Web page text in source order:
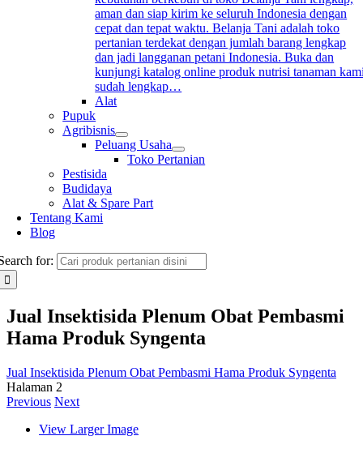
aman dan siap kirim ke seluruh Indonesia dengan
cepat dan tepat waktu. Belanja Tani adalah toko
pertanian terdekat dengan jumlah barang lengkap
dan jadi langganan petani Indonesia. Buka dan
kunjungi katalog online produk nutrisi tanaman
sudah lengkap…
Alat
Pupuk
Agribisnis
Peluang Usaha
Toko Pertanian
Pestisida
Budidaya
Alat & Spare Part
Tentang Kami
Blog
for:
Jual Insektisida Plenum Obat Pembasmi
Hama Produk Syngenta
Jual Insektisida Plenum Obat Pembasmi Hama Produk Syngenta
Halaman 2
Previous Next
View Larger Image